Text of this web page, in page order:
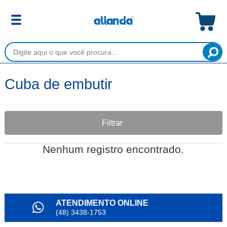
Cuba de embutir
Filtrar
Nenhum registro encontrado.
ATENDIMENTO ONLINE
(48) 3438-1753